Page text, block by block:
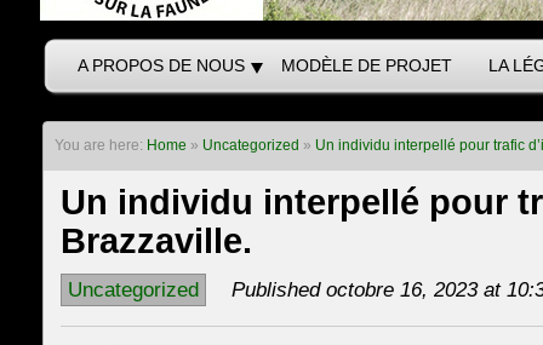
A PROPOS DE NOUS MODÈLE DE PROJET LA
You are here: Home » Uncategorized » Un individu interpellé pour trafic
Un individu interpellé pour
Brazzaville.
Uncategorized Published octobre 16, 2023 at